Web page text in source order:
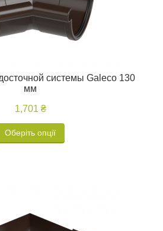
системы Galeco 130
мм
1,701 ₴
Оберіть опції